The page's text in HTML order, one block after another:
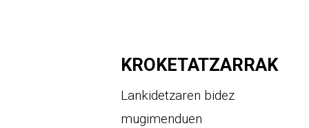
KROKETATZARRAK
Lankidetzaren bidez
mugimenduen